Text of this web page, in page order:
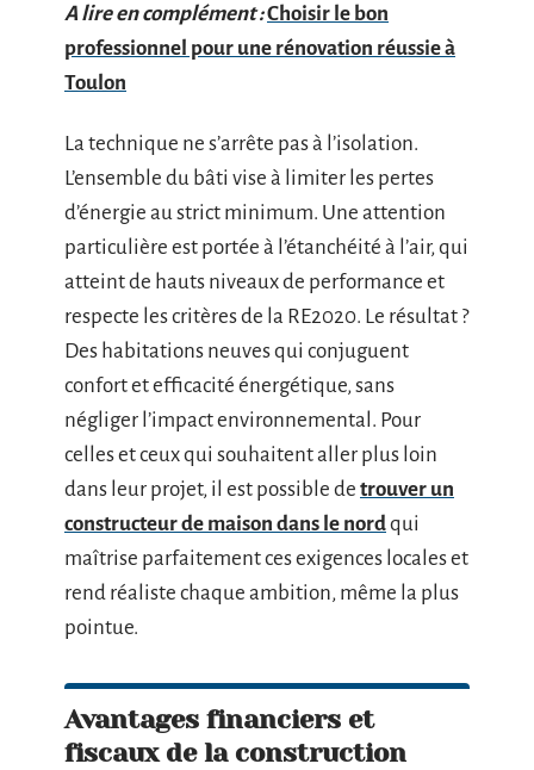
A lire en complément :Choisir le bon
professionnel pour une rénovation réussie à
Toulon
La technique ne s’arrête pas à l’isolation.
L’ensemble du bâti vise à limiter les pertes
d’énergie au strict minimum. Une attention
particulière est portée à l’étanchéité à l’air, qui
atteint de hauts niveaux de performance et
respecte les critères de la RE2020. Le résultat ?
Des habitations neuves qui conjuguent
confort et efficacité énergétique, sans
négliger l’impact environnemental. Pour
celles et ceux qui souhaitent aller plus loin
dans leur projet, il est possible de trouver un
constructeur de maison dans le nordqui
maîtrise parfaitement ces exigences locales et
rend réaliste chaque ambition, même la plus
pointue.
Avantages financiers et
fiscaux de la construction